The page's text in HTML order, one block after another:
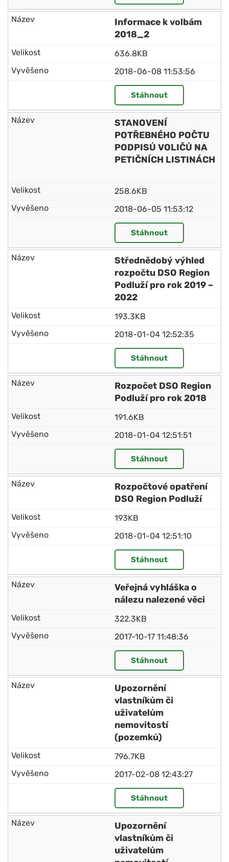
Informace k volbám
2018_2
636.8KB
2018-06-08 11:53:56
Stáhnout
STANOVENÍ
POTŘEBNÉHO POČTU
PODPISŮ VOLIČŮ NA
PETIČNÍCH LISTINÁCH
258.6KB
2018-06-05 11:53:12
Stáhnout
Střednědobý výhled
rozpočtu DSO Region
Podluží pro rok 2019 –
2022
193.3KB
2018-01-04 12:52:35
Stáhnout
Rozpočet DSO Region
Podluží pro rok 2018
191.6KB
2018-01-04 12:51:51
Stáhnout
Rozpočtové opatření
DSO Region Podluží
193KB
2018-01-04 12:51:10
Stáhnout
Veřejná vyhláška o
nálezu nalezené věci
322.3KB
2017-10-17 11:48:36
Stáhnout
Upozornění
vlastníkům či
uživatelům
nemovitostí
(pozemků)
796.7KB
2017-02-08 12:43:27
Stáhnout
Upozornění
vlastníkům či
uživatelům